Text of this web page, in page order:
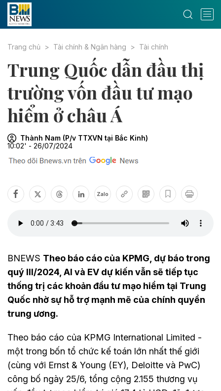
Trang chủ Tài chính & Ngân hàng Tài chính
Trung Quốc dẫn đầu thị
trường vốn đầu tư mạo
hiểm ở châu Á
Thành Nam (P/v TTXVN tại Bắc Kinh)
10:02' - 26/07/2024
Zalo
BNEWS Theo báo cáo của KPMG, dự báo trong
quý III/2024, AI và EV dự kiến vẫn sẽ tiếp tục
thống trị các khoản đầu tư mạo hiểm tại Trung
Quốc nhờ sự hỗ trợ mạnh mẽ của chính quyền
trung ương.
Theo báo cáo của KPMG International Limited -
một trong bốn tổ chức kế toán lớn nhất thế giới
(cùng với Ernst & Young (EY), Deloitte và PwC)
công bố ngày 25/6, tổng cộng 2.155 thương vụ